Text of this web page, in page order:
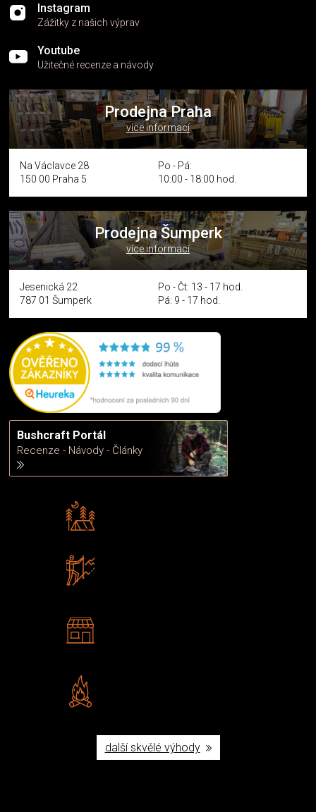
Instagram
Zážitky z našich výprav
Youtube
Užitečné recenze a návody
Prodejna Praha
více informací
Na Václavce 28
150 00 Praha 5
Po - Pá:
10:00 - 18:00 hod.
Prodejna Šumperk
více informací
Jesenická 22
787 01 Šumperk
Po - Čt: 13 - 17 hod.
Pá: 9 - 17 hod.
Bushcraft Portál
Recenze - Návody - Články
další skvělé výhody